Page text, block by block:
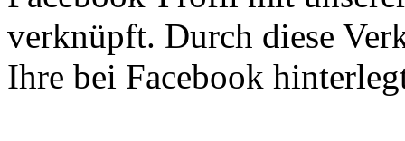
verknüpft. Durch diese
Ihre bei Facebook